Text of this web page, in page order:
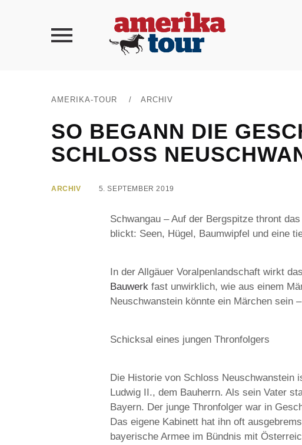
AMERIKA-TOUR / ARCHIV
SO BEGANN DIE
SCHLOSS
ARCHIV 5. SEPTEMBER 2019
Schwangau – Auf der Bergspitze thront
blickt: Seen, Hügel, Baumwipfel und eine
In der Allgäuer Voralpenlandschaft wirkt das
Bauwerk fast unwirklich, wie aus einem
Neuschwanstein könnte ein Märchen sein
Schicksal eines jungen Thronfolgers
Die Historie von Schloss Neuschwanstein
Ludwig II., dem Bauherrn. Als sein Vater
Bayern. Der junge Thronfolger war in
Das eigene Kabinett hat ihn oft
bayerische Armee im Bündnis mit